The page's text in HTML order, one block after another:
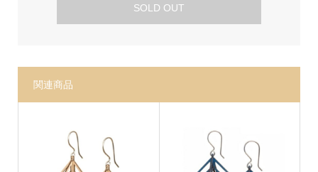
SOLD OUT
関連商品